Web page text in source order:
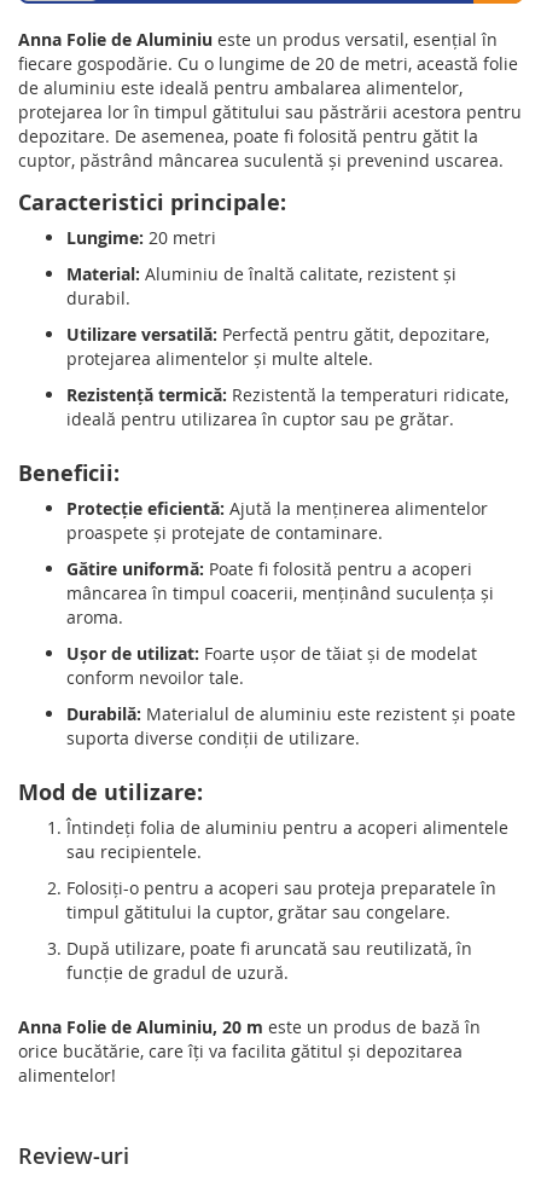
Anna Folie de Aluminiu este un produs versatil, esențial în
fiecare gospodărie. Cu o lungime de 20 de metri, această folie
de aluminiu este ideală pentru ambalarea alimentelor,
protejarea lor în timpul gătitului sau păstrării acestora pentru
depozitare. De asemenea, poate fi folosită pentru gătit la
cuptor, păstrând mâncarea suculentă și prevenind uscarea.
Caracteristici principale:
Lungime: 20 metri
Material: Aluminiu de înaltă calitate, rezistent și
durabil.
Utilizare versatilă: Perfectă pentru gătit, depozitare,
protejarea alimentelor și multe altele.
Rezistență termică: Rezistentă la temperaturi ridicate,
ideală pentru utilizarea în cuptor sau pe grătar.
Beneficii:
Protecție eficientă: Ajută la menținerea alimentelor
proaspete și protejate de contaminare.
Gătire uniformă: Poate fi folosită pentru a acoperi
mâncarea în timpul coacerii, menținând suculența și
aroma.
Ușor de utilizat: Foarte ușor de tăiat și de modelat
conform nevoilor tale.
Durabilă: Materialul de aluminiu este rezistent și poate
suporta diverse condiții de utilizare.
Mod de utilizare:
Întindeți folia de aluminiu pentru a acoperi alimentele
sau recipientele.
Folosiți-o pentru a acoperi sau proteja preparatele în
timpul gătitului la cuptor, grătar sau congelare.
După utilizare, poate fi aruncată sau reutilizată, în
funcție de gradul de uzură.
Anna Folie de Aluminiu, 20 m este un produs de bază în
orice bucătărie, care îți va facilita gătitul și depozitarea
alimentelor!
Review-uri